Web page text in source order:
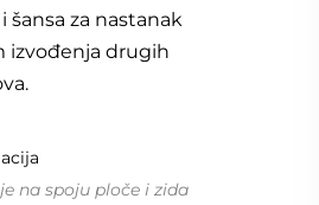
šansa za nastanak
izvođenja drugih
na spoju ploče i zida